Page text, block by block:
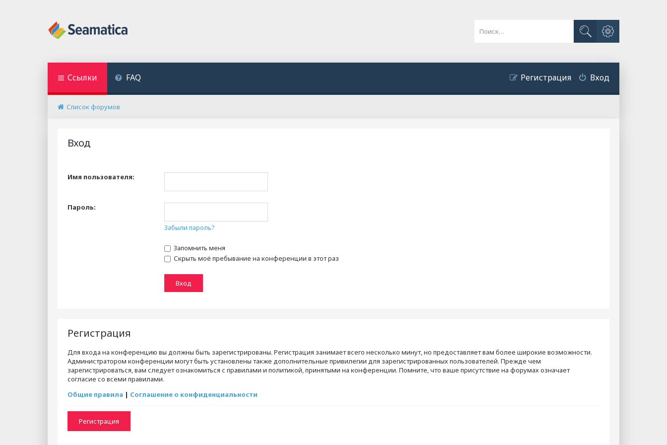
Поиск
Расширенный поиск
Ссылки FAQ Вход
Регистрация
Список форумов
Вход
Имя пользователя:
Пароль:
Забыли пароль?
Запомнить меня
Скрыть моё пребывание на конференции в этот раз
Регистрация
Для входа на конференцию вы должны быть зарегистрированы. Регистрация занимает всего несколько минут, но предоставляет вам более широкие возможности.
Администратором конференции могут быть установлены также дополнительные привилегии для зарегистрированных пользователей. Прежде чем
зарегистрироваться, вам следует ознакомиться с правилами и политикой, принятыми на конференции. Помните, что ваше присутствие на форумах означает
согласие со всеми правилами.
Общие правила | Соглашение о конфиденциальности
Регистрация